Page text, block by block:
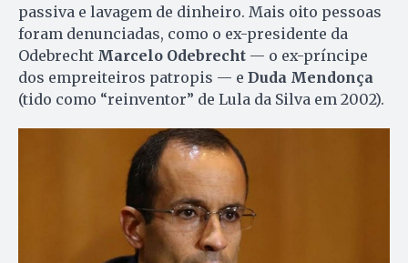
passiva e lavagem de dinheiro. Mais oito pessoas
foram denunciadas, como o ex-presidente da
Odebrecht Marcelo Odebrecht — o ex-príncipe
dos empreiteiros patropis — e Duda Mendonça
(tido como “reinventor” de Lula da Silva em 2002).